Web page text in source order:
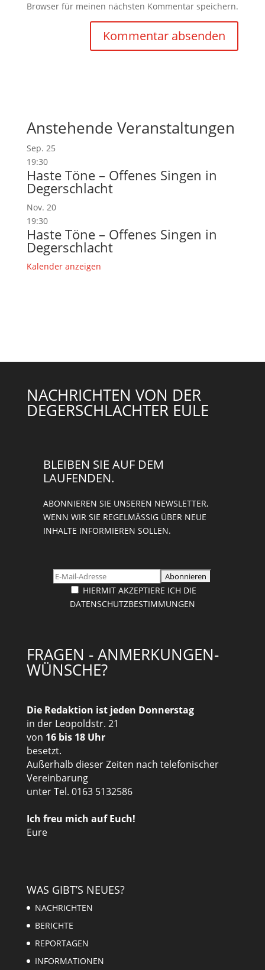
Browser für meinen nächsten Kommentar speichern.
Anstehende Veranstaltungen
Sep. 25
19:30
Haste Töne – Offenes Singen in
Degerschlacht
Nov. 20
19:30
Haste Töne – Offenes Singen in
Degerschlacht
Kalender anzeigen
NACHRICHTEN VON DER
DEGERSCHLACHTER EULE
BLEIBEN SIE AUF DEM
LAUFENDEN.
ABONNIEREN SIE UNSEREN NEWSLETTER,
WENN WIR SIE REGELMÄSSIG ÜBER NEUE I
NHALTE INFORMIEREN SOLLEN.
HIERMIT AKZEPTIERE ICH DIE
DATENSCHUTZBESTIMMUNGEN
FRAGEN - ANMERKUNGEN-
WÜNSCHE?
Die Redaktion ist jeden Donnerstag
in der Leopoldstr. 21
von 16 bis 18 Uhr
besetzt.
Außerhalb dieser Zeiten nach telefonischer
Vereinbarung
unter Tel. 0163 5132586
Ich freu mich auf Euch!
Eure
WAS GIBT’S NEUES?
NACHRICHTEN
BERICHTE
REPORTAGEN
INFORMATIONEN